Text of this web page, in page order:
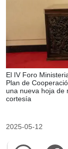
El IV Foro
Plan de
una nueva hoja de
cortesía
2025-05-12